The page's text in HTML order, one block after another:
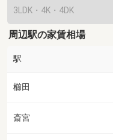
3LDK・4K・4DK
周辺駅の家賃相場
駅
櫛田
斎宮